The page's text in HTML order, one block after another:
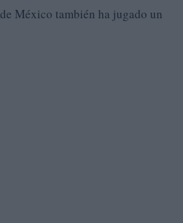
México también ha jugado un